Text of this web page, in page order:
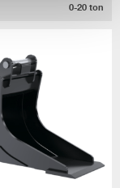
0-20 ton